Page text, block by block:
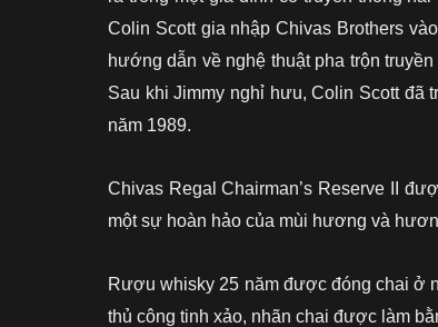
Colin Scott gia nhập Chivas Brothers
hướng dẫn về nghệ thuật pha trộn
Sau khi Jimmy nghỉ hưu, Colin Scott đã
năm 1989.
Chivas Regal Chairman’s Reserve II
một sự hoàn hảo của mùi hương và
Rượu whisky 25 năm được đóng chai ở
thủ công tinh xảo, nhãn chai được làm